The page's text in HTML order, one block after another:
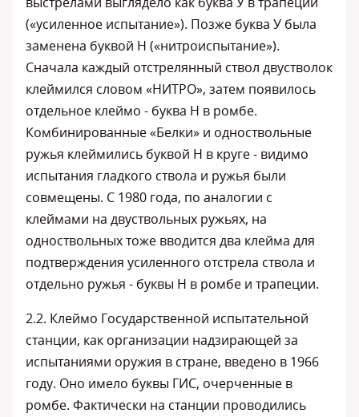
(«усиленное испытание»). Позже буква У была
заменена буквой Н («нитроиспытание»).
Сначала каждый отстрелянный ствол двустволок
клеймился словом «НИТРО», затем появилось
отдельное клеймо - буква Н в ромбе.
Комбинированные «Белки» и одноствольные
ружья клеймились буквой Н в круге - видимо
испытания гладкого ствола и ружья были
совмещены. С 1980 года, по аналогии с
клеймами на двуствольных ружьях, на
одноствольных тоже вводится два клейма для
подтверждения усиленного отстрела ствола и
отдельно ружья - буквы Н в ромбе и трапеции.
2.2. Клеймо Государственной испытательной
станции, как организации надзирающей за
испытаниями оружия в стране, введено в 1966
году. Оно имело буквы ГИС, очерченные в
ромбе. Фактически на станции проводились